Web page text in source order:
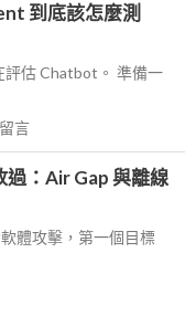
到底該怎麼測
估 Chatbot。 準備一
言
：Air Gap 與離線
體攻擊，第一個目標